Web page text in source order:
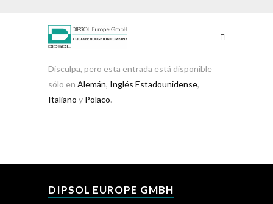
Disculpa, pero esta entrada está disponible
sólo en Alemán, Inglés Estadounidense,
Italiano y Polaco.
DIPSOL EUROPE GMBH